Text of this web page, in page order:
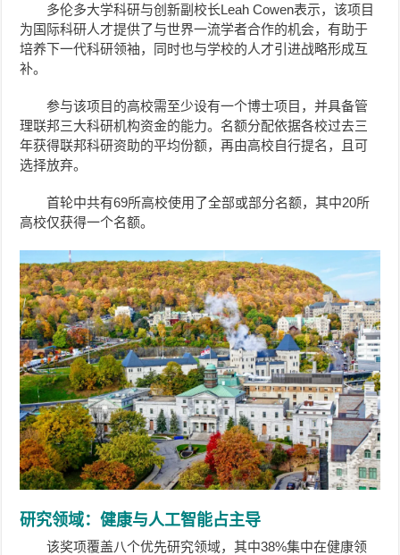
多伦多大学科研与创新副校长Leah Cowen表示，该项目
为国际科研人才提供了与世界一流学者合作的机会，有助于
培养下一代科研领袖，同时也与学校的人才引进战略形成互
补。
参与该项目的高校需至少设有一个博士项目，并具备管
理联邦三大科研机构资金的能力。名额分配依据各校过去三
年获得联邦科研资助的平均份额，再由高校自行提名，且可
选择放弃。
首轮中共有69所高校使用了全部或部分名额，其中20所
高校仅获得一个名额。
研究领域：健康与人工智能占主导
该奖项覆盖八个优先研究领域，其中38%集中在健康领